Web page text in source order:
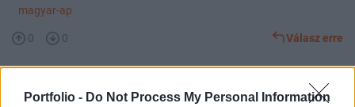
Portfolio - Do Not Process My Personal Information
magyar-ap
0 0 Válasz erre
Előzmény:#93243Ishar